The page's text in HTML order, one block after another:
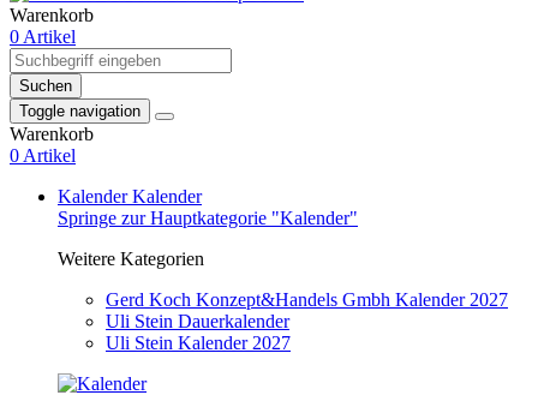
Warenkorb
0 Artikel
Suchen
Toggle navigation
Warenkorb
0 Artikel
KalenderKalender
Springe zur Hauptkategorie "Kalender"
Weitere Kategorien
Gerd Koch Konzept&Handels Gmbh Kalender 2027
Uli Stein Dauerkalender
Uli Stein Kalender 2027